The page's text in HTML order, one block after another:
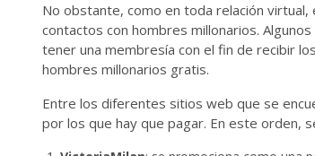
No obstante, como en toda relación
contactos con hombres millonarios.
tener una membresía con el fin de recibir
hombres millonarios gratis.
Entre los diferentes sitios web que se
por los que hay que pagar. En este orden,